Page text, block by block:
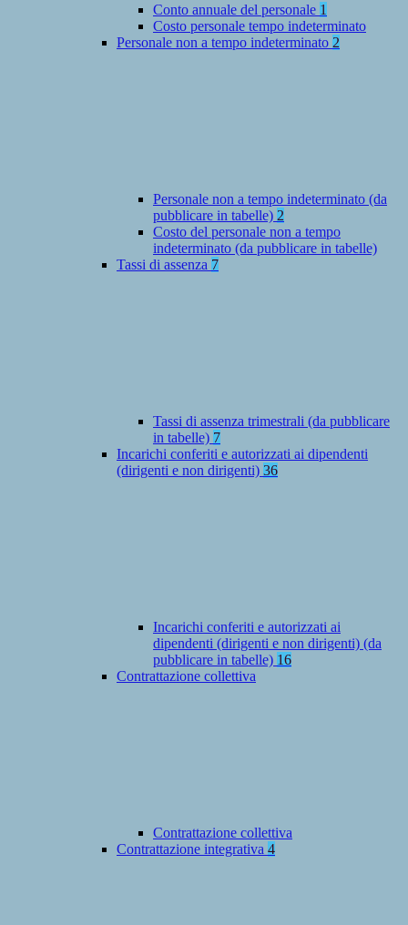
Conto annuale del personale 1
Costo personale tempo indeterminato
Personale non a tempo indeterminato 2
Personale non a tempo indeterminato (da
pubblicare in tabelle) 2
Costo del personale non a tempo
indeterminato (da pubblicare in tabelle)
Tassi di assenza 7
Tassi di assenza trimestrali (da pubblicare
in tabelle) 7
Incarichi conferiti e autorizzati ai dipendenti
(dirigenti e non dirigenti) 36
Incarichi conferiti e autorizzati ai
dipendenti (dirigenti e non dirigenti) (da
pubblicare in tabelle) 16
Contrattazione collettiva
Contrattazione collettiva
Contrattazione integrativa 4